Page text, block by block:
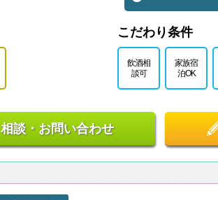
こだわり条件
飲酒相
談可
家族宿
泊OK
相談・お問い合わせ